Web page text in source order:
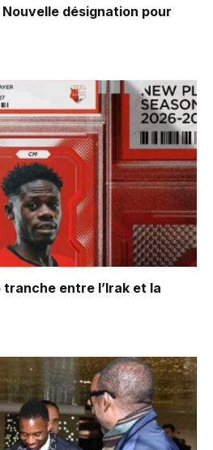
désignation pour
entre l’Irak et la